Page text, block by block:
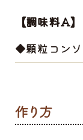
【調味料A】
◆顆粒コン